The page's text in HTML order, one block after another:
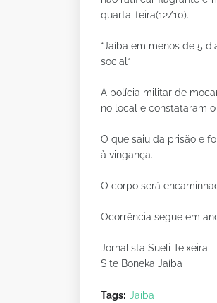
quarta-feira(12/10).
*Jaíba em menos de 5
social*
A polícia militar de
no local e constataram
O que saiu da prisão e
à vingança.
O corpo será
Ocorrência segue em
Jornalista Sueli Teixeira
Site Boneka Jaíba
Tags: Jaíba